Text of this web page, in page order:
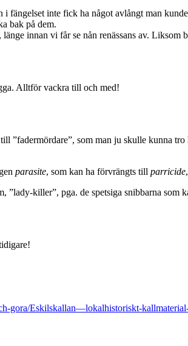
i fängelset inte fick ha något avlångt man
bak på dem.
innan vi får se nån renässans av.
Alltför vackra till och med!
”fadermördare”, som man ju skulle kunna
parasite, som kan ha förvrängts till parricide
”lady-killer”, pga. de spetsiga snibbarna som
gora/Eskilskallan—lokalhistoriskt-